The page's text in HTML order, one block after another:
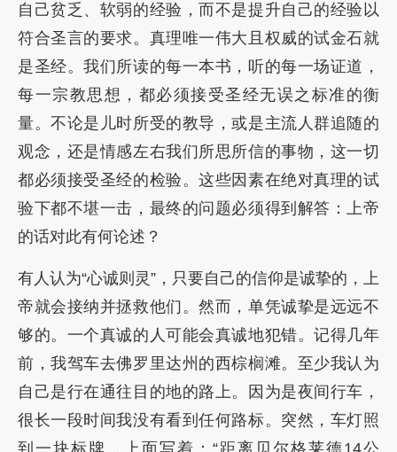
自己贫乏、软弱的经验，而不是提升自己的经验以
符合圣言的要求。真理唯一伟大且权威的试金石就
是圣经。我们所读的每一本书，听的每一场证道，
每一宗教思想，都必须接受圣经无误之标准的衡
量。不论是儿时所受的教导，或是主流人群追随的
观念，还是情感左右我们所思所信的事物，这一切
都必须接受圣经的检验。这些因素在绝对真理的试
验下都不堪一击，最终的问题必须得到解答：上帝
的话对此有何论述？
有人认为“心诚则灵”，只要自己的信仰是诚挚的，上
帝就会接纳并拯救他们。然而，单凭诚挚是远远不
够的。一个真诚的人可能会真诚地犯错。记得几年
前，我驾车去佛罗里达州的西棕榈滩。至少我认为
自己是行在通往目的地的路上。因为是夜间行车，
很长一段时间我没有看到任何路标。突然，车灯照